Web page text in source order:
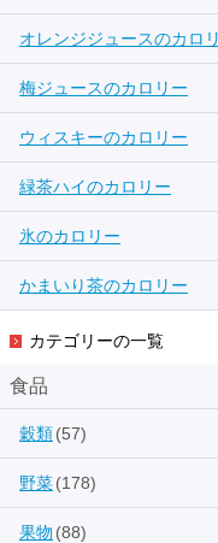
オレンジジュースのカロ
梅ジュースのカロリー
ウィスキーのカロリー
緑茶ハイのカロリー
氷のカロリー
かまいり茶のカロリー
カテゴリーの一覧
食品
穀類(57)
野菜(178)
果物 (88)